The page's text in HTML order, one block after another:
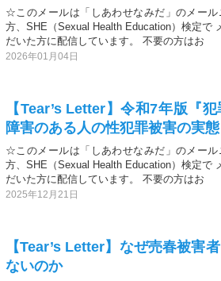
☆このメールは「しあわせなみだ」のメー
方、SHE（Sexual Health Education）検定で
だいた方に配信しています。 不要の方はお
2026年01月04日
【Tear’s Letter】令和7年版『
障害のある人の性犯罪被害の実態
☆このメールは「しあわせなみだ」のメー
方、SHE（Sexual Health Education）検定で
だいた方に配信しています。 不要の方はお
2025年12月21日
【Tear’s Letter】なぜ売春被害
ないのか